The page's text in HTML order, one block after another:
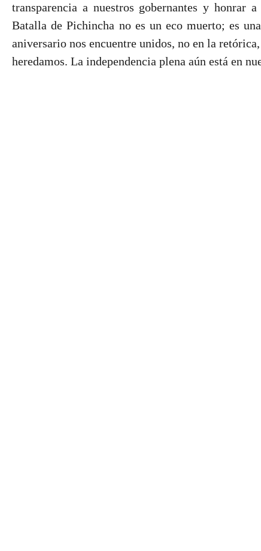
transparencia a nuestros gobernantes y
Batalla de Pichincha no es un eco muerto; es
aniversario nos encuentre unidos, no en la
heredamos. La independencia plena aún está en